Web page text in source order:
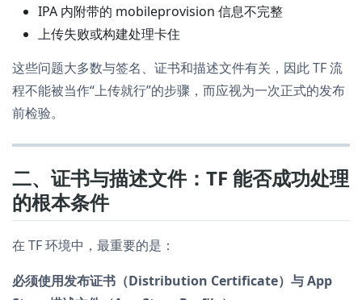
IPA 内附带的 mobileprovision 信息不完整
上传失败或构建处理卡住
这些问题大多数与签名、证书和描述文件有关，因此 TF 流
程不能被当作“上传就行”的步骤，而应视为一次正式的发布
前检验。
二、证书与描述文件：TF 能否成功处理
的根本条件
在 TF 环境中，最重要的是：
必须使用发布证书（Distribution Certificate）与 App